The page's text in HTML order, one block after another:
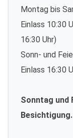
Montag bis
Einlass 10:30
16:30 Uhr)
Sonn- und
Einlass 16:30
Sonntag und
Besichtigung.